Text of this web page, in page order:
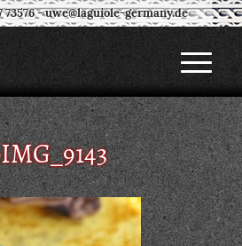
73576-uwe@laguiole-germany.de